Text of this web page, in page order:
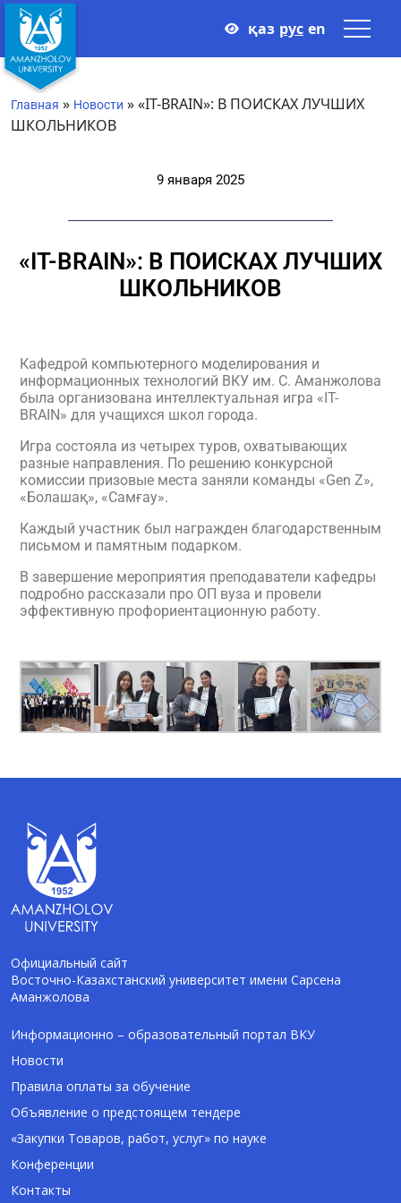
қаз рус en
Главная » Новости »«IT-BRAIN»: В ПОИСКАХ ЛУЧШИХ
ШКОЛЬНИКОВ
9 января 2025
«IT-BRAIN»: В ПОИСКАХ ЛУЧШИХ
ШКОЛЬНИКОВ
Кафедрой компьютерного моделирования и
информационных технологий ВКУ им. С. Аманжолова
была организована интеллектуальная игра «IT-
BRAIN» для учащихся школ города.
Игра состояла из четырех туров, охватывающих
разные направления. По решению конкурсной
комиссии призовые места заняли команды «Gen Z»,
«Болашақ», «Самғау».
Каждый участник был награжден благодарственным
письмом и памятным подарком.
В завершение мероприятия преподаватели кафедры
подробно рассказали про ОП вуза и провели
эффективную профориентационную работу.
Официальный сайт
Восточно-Казахстанский университет имени Сарсена
Аманжолова
Информационно – образовательный портал ВКУ
Новости
Правила оплаты за обучение
Объявление о предстоящем тендере
«Закупки Товаров, работ, услуг» по науке
Конференции
Контакты
Помощник Amanzholov University
Здравствуйте! Я AI-Talapker — помощник
ВКУ им. Сарсена Аманжолова (ВКУ). Отвечу
на вопросы о поступлении в бакалавриат,